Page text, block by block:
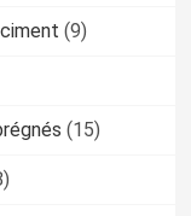
(9)
(15)